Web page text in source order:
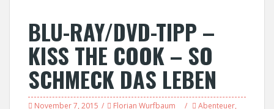
BLU-RAY/DVD-TIPP –
KISS THE COOK – SO
SCHMECK DAS LEBEN
November 7, 2015 Florian Wurfbaum Abenteuer,